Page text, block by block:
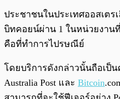
พร้อมเล่น
ประชาชนในประเทศออสเต
บิทคอยน์ผ่าน 1 ในหน่วยงาน
คือที่ทำการไปรษณีย์
โดยบริการดังกล่าวนั้นถือเป็
Australia Post และ Bitcoin